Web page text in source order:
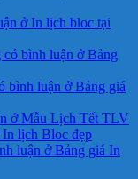
ở In lịch bloc tại
bình luận ở Bảng
bình luận ở Bảng giá
ở Mẫu Lịch Tết TLV
In lịch Bloc đẹp
luận ở Bảng giá In